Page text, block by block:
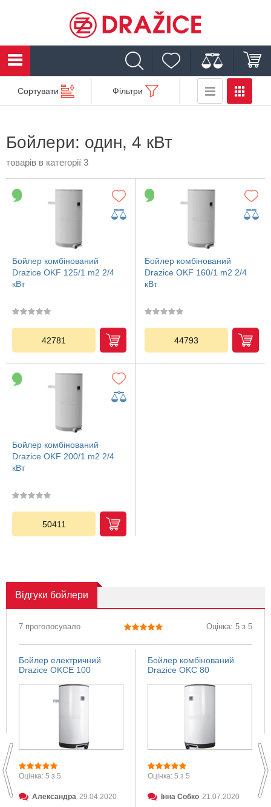
Сортувати Фільтри
Бойлери: один, 4 кВт
товарів в категорії 3
Бойлер комбінований
Drazice OKF 125/1 m2 2/4
кВт
42781
Бойлер комбінований
Drazice OKF 160/1 m2 2/4
кВт
44793
Бойлер комбінований
Drazice OKF 200/1 m2 2/4
кВт
50411
Відгуки бойлери
7 проголосувало Оцінка: 5 з 5
Бойлер електричний
Drazice OKCE 100
Оцінка: 5 з 5
Александра 29.04.2020
Бойлер комбінований
Drazice OKC 80
Оцінка: 5 з 5
Інна Собко 21.07.2020